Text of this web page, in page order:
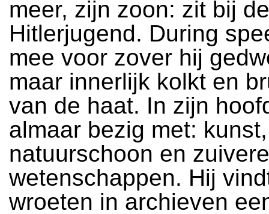
meer, zijn zoon: zit bij de
Hitlerjugend. During
mee voor zover hij
maar innerlijk kolkt en
van de haat. In zijn
almaar bezig met: kunst,
natuurschoon en zuivere
wetenschappen. Hij
wroeten in archieven